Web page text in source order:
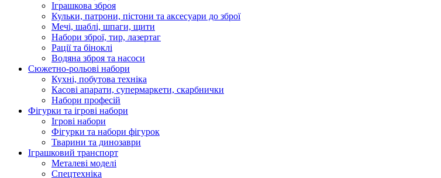
Іграшкова зброя
Кульки, патрони, пістони та аксесуари до зброї
Мечі, шаблі, шпаги, щити
Набори зброї, тир, лазертаг
Рації та біноклі
Водяна зброя та насоси
Сюжетно-рольові набори
Кухні, побутова техніка
Касові апарати, супермаркети, скарбнички
Набори професій
Фігурки та ігрові набори
Ігрові набори
Фігурки та набори фігурок
Тварини та динозаври
Іграшковий транспорт
Металеві моделі
Спецтехніка